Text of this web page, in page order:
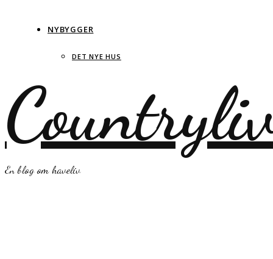
NYBYGGER
DET NYE HUS
En blog om haveliv